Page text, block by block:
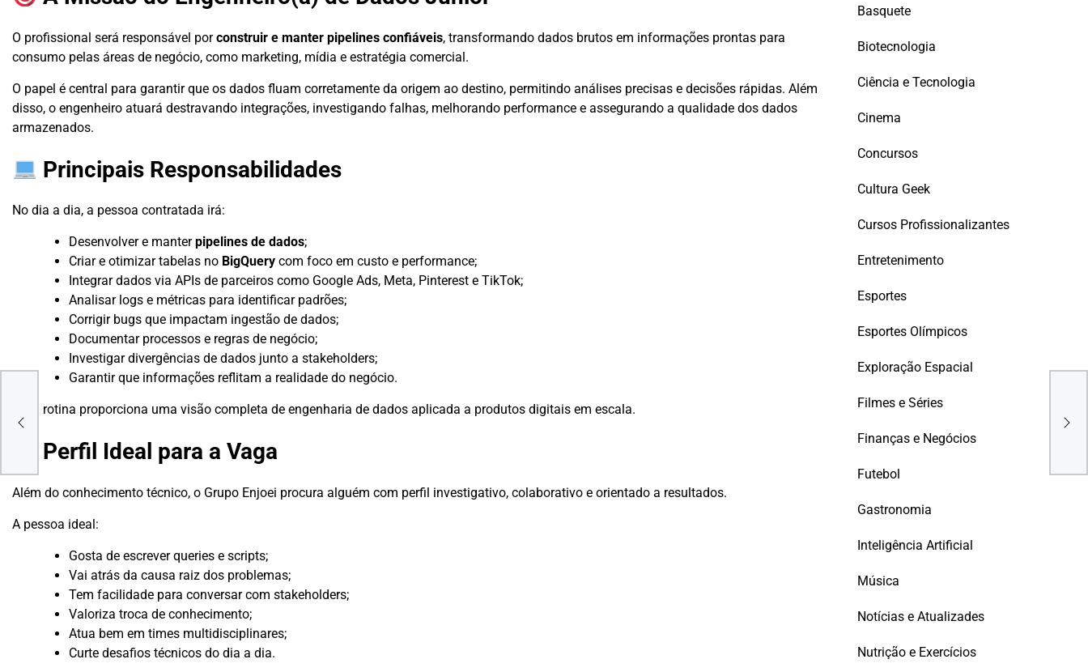
O profissional será responsável porconstruir e manter pipelines confiáveis, transformando dados brutos em informações prontas para
consumo pelas áreas de negócio, como marketing, mídia e estratégia comercial.
O papel é central para garantir que os dados fluam corretamente da origem ao destino, permitindo análises precisas e decisões rápidas. Além
disso, o engenheiro atuará destravando integrações, investigando falhas, melhorando performance e assegurando a qualidade dos dados
armazenados.
Principais Responsabilidades
No dia a dia, a pessoa contratada irá:
Desenvolver e manterpipelines de dados;
Criar e otimizar tabelas no BigQuery com foco em custo e performance;
Integrar dados via APIs de parceiros como Google Ads, Meta, Pinterest e TikTok;
Analisar logs e métricas para identificar padrões;
Corrigir bugs que impactam ingestão de dados;
Documentar processos e regras de negócio;
Investigar divergências de dados junto a stakeholders;
Garantir que informações reflitam a realidade do negócio.
Essa rotina proporciona uma visão completa de engenharia de dados aplicada a produtos digitais em escala.
Perfil Ideal para a Vaga
Além do conhecimento técnico, o Grupo Enjoei procura alguém com perfil investigativo, colaborativo e orientado a resultados.
A pessoa ideal:
Gosta de escrever queries e scripts;
Vai atrás da causa raiz dos problemas;
Tem facilidade para conversar com stakeholders;
Valoriza troca de conhecimento;
Atua bem em times multidisciplinares;
Curte desafios técnicos do dia a dia.
Basquete
Biotecnologia
Ciência e Tecnologia
Cinema
Concursos
Cultura Geek
Cursos Profissionalizantes
Entretenimento
Esportes
Esportes Olímpicos
Exploração Espacial
Filmes e Séries
Finanças e Negócios
Futebol
Gastronomia
Inteligência Artificial
Música
Notícias e Atualizades
Nutrição e Exercícios